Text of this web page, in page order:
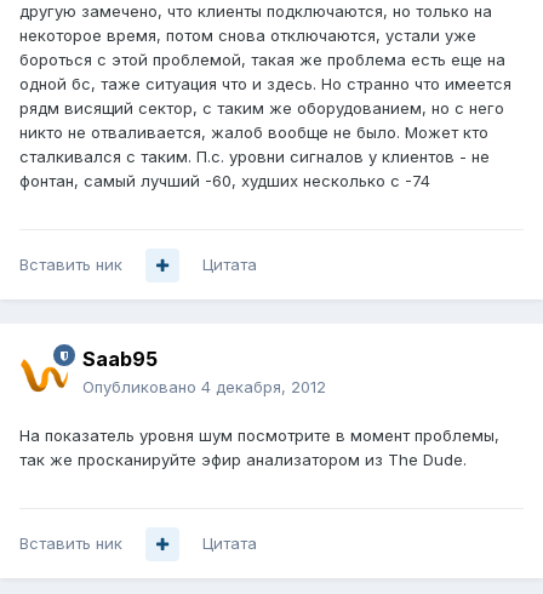
другую замечено, что клиенты подключаются, но только на
некоторое время, потом снова отключаются, устали уже
бороться с этой проблемой, такая же проблема есть еще на
одной бс, таже ситуация что и здесь. Но странно что имеется
рядм висящий сектор, с таким же оборудованием, но с него
никто не отваливается, жалоб вообще не было. Может кто
сталкивался с таким. П.с. уровни сигналов у клиентов - не
фонтан, самый лучший -60, худших несколько с -74
Вставить ник Цитата
Saab95
Опубликовано 4 декабря, 2012
На показатель уровня шум посмотрите в момент проблемы,
так же просканируйте эфир анализатором из The Dude.
Вставить ник Цитата